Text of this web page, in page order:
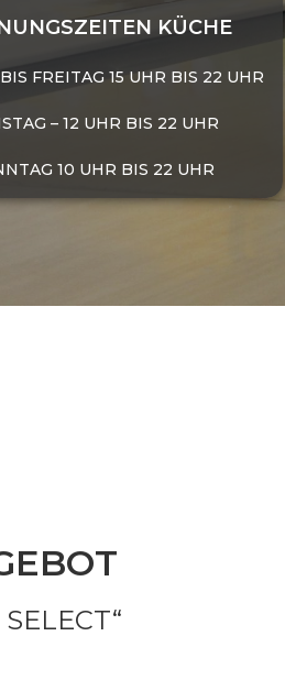
KÜCHE
FREITAG 15 UHR BIS 22 UHR
– 12 UHR BIS 22 UHR
10 UHR BIS 22 UHR